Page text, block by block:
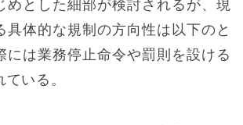
めとした細部が検討されるが、現
具体的な規制の方向性は以下のと
には業務停止命令や罰則を設ける
いる。